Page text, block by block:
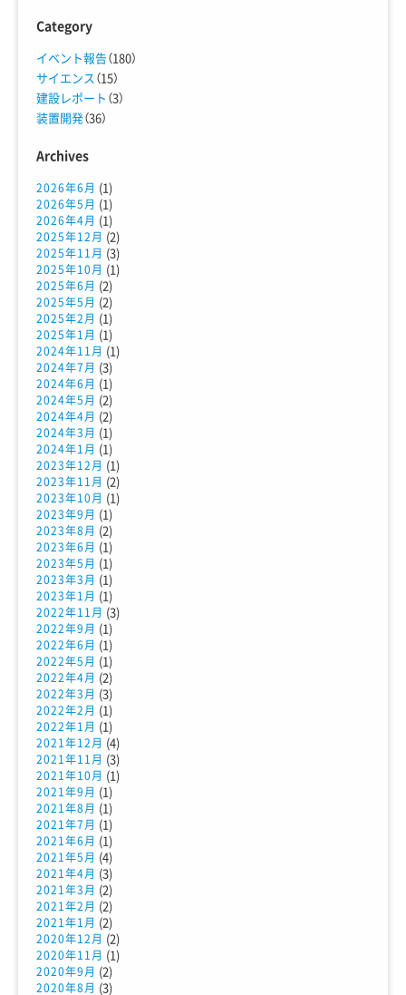
Category
イベント報告（180）
サイエンス （15）
建設レポート （3）
装置開発（36）
Archives
2026年6月 (1)
2026年5月 (1)
2026年4月 (1)
2025年12月 (2)
2025年11月 (3)
2025年10月 (1)
2025年6月 (2)
2025年5月 (2)
2025年2月 (1)
2025年1月 (1)
2024年11月 (1)
2024年7月 (3)
2024年6月 (1)
2024年5月 (2)
2024年4月 (2)
2024年3月 (1)
2024年1月 (1)
2023年12月 (1)
2023年11月 (2)
2023年10月 (1)
2023年9月 (1)
2023年8月 (2)
2023年6月 (1)
2023年5月 (1)
2023年3月 (1)
2023年1月 (1)
2022年11月 (3)
2022年9月 (1)
2022年6月 (1)
2022年5月 (1)
2022年4月 (2)
2022年3月 (3)
2022年2月 (1)
2022年1月 (1)
2021年12月 (4)
2021年11月 (3)
2021年10月 (1)
2021年9月 (1)
2021年8月 (1)
2021年7月 (1)
2021年6月 (1)
2021年5月 (4)
2021年4月 (3)
2021年3月 (2)
2021年2月 (2)
2021年1月 (2)
2020年12月 (2)
2020年11月 (1)
2020年9月 (2)
2020年8月 (3)